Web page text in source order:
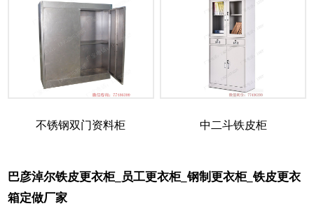
不锈钢双门资料柜 中二斗铁皮柜
巴彦淖尔铁皮更衣柜_员工更衣柜_钢制更衣柜_铁皮更衣
箱定做厂家